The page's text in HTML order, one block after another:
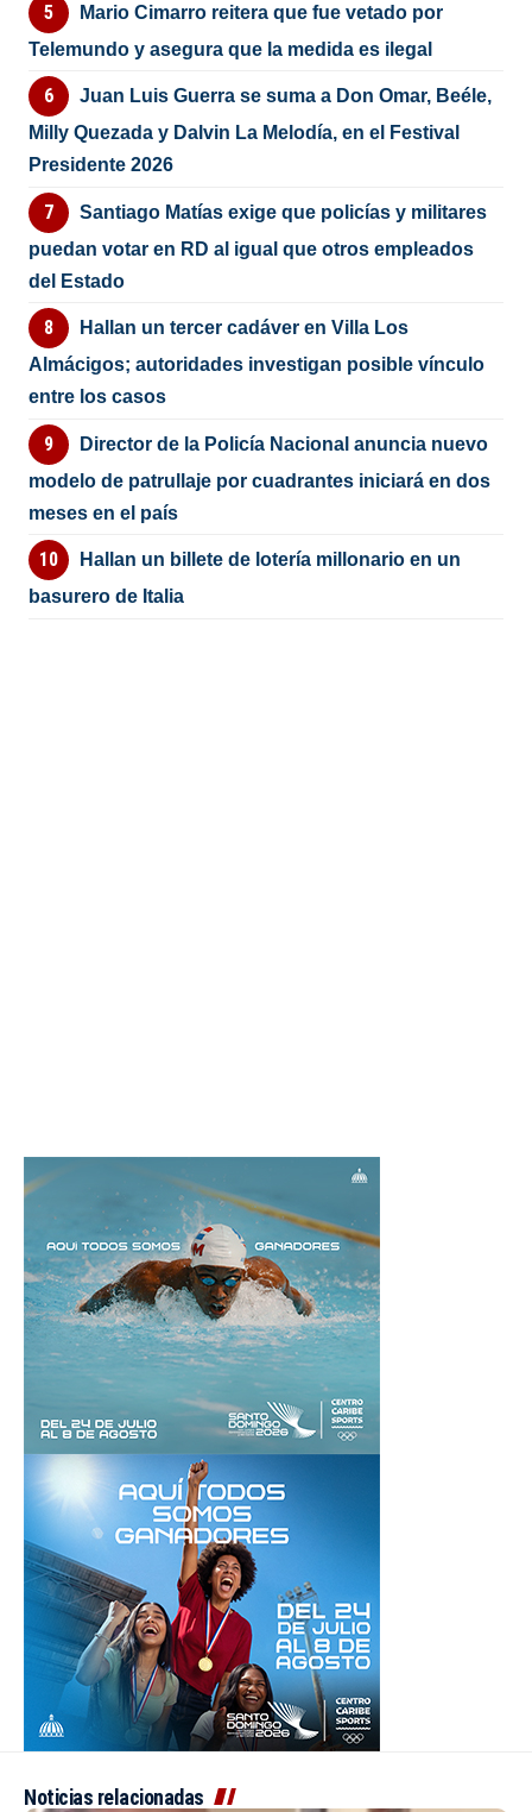
Mario Cimarro reitera que fue vetado por
Telemundo y asegura que la medida es ilegal
Juan Luis Guerra se suma a Don Omar, Beéle,
Milly Quezada y Dalvin La Melodía, en el Festival
Presidente 2026
Santiago Matías exige que policías y militares
puedan votar en RD al igual que otros empleados
del Estado
Hallan un tercer cadáver en Villa Los
Almácigos; autoridades investigan posible vínculo
entre los casos
Director de la Policía Nacional anuncia nuevo
modelo de patrullaje por cuadrantes iniciará en dos
meses en el país
Hallan un billete de lotería millonario en un
basurero de Italia
Noticias relacionadas